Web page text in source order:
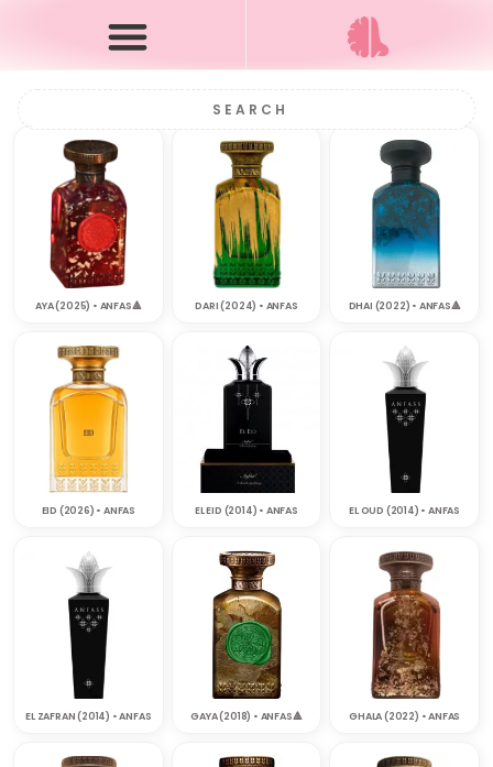
AYA (2025) • ANFAS🔺 DARI (2024) • ANFAS DHAI (2022) • ANFAS‎🔺
EID (2026) • ANFAS EL EID (2014) • ANFAS EL OUD (2014) • ANFAS
EL ZAFRAN (2014) • ANFAS GAYA (2018) • ANFAS‎🔺 GHALA (2022) • ANFAS